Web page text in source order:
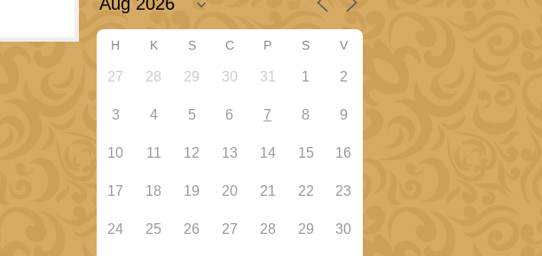
H K S C P S V
27 28 29 30 31 1 2
3 4 5 6 7 8 9
10 11 12 13 14 15 16
17 18 19 20 21 22 23
24 25 26 27 28 29 30